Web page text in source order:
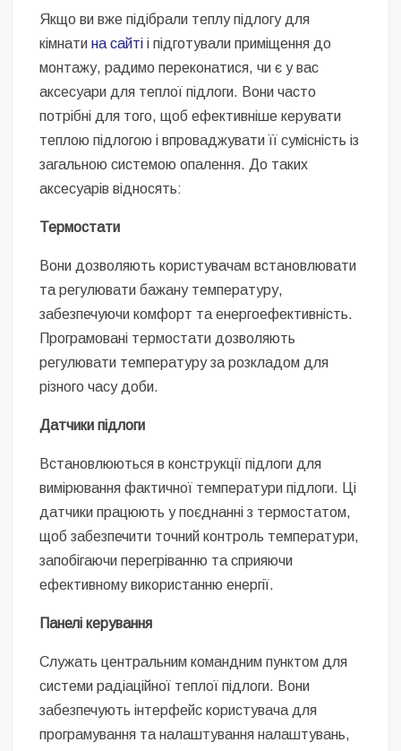
Безугла закликає валити Сирського
Світові бренди одягу та взуття: розвиток ринку та вплив на
сучасну моду
Командувач ВМС Неїжпапа закликав не дестабілізувати ситуацію
навколо керівництва армії
Якщо ви вже підібрали теплу підлогу для
кімнатина сайті і підготували приміщення до
монтажу, радимо переконатися, чи є у вас
аксесуари для теплої підлоги. Вони часто
потрібні для того, щоб ефективніше керувати
теплою підлогою і впроваджувати її сумісність із
загальною системою опалення. До таких
аксесуарів відносять:
Термостати
Вони дозволяють користувачам встановлювати
та регулювати бажану температуру,
забезпечуючи комфорт та енергоефективність.
Програмовані термостати дозволяють
регулювати температуру за розкладом для
різного часу доби.
Датчики підлоги
Встановлюються в конструкції підлоги для
вимірювання фактичної температури підлоги. Ці
датчики працюють у поєднанні з термостатом,
щоб забезпечити точний контроль температури,
запобігаючи перегріванню та сприяючи
ефективному використанню енергії.
Панелі керування
Служать центральним командним пунктом для
системи радіаційної теплої підлоги. Вони
забезпечують інтерфейс користувача для
програмування та налаштування налаштувань,